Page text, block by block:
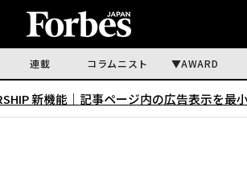
連載 コラムニスト AWARD
新機能｜ 記事ページ内の広告表示を最